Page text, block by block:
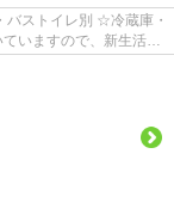
ストイレ別 ☆冷蔵庫・
いますので、新生活が